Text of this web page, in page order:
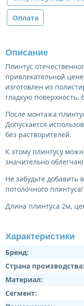
Оплата
Описание
Плинтус
привлекательной
изготовлен из
гладкую поверхность,
После монтажа
Допускается
без растворителей.
К этому плинтусу
значительно
Не забудьте добавить
потолочного плинтуса!
Длина плинтуса 2м,
Характеристики
Бренд:
Страна производства:
Материал:
Сегмент: